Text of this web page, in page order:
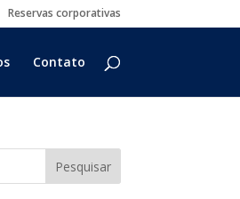
Reservas corporativas
Contato